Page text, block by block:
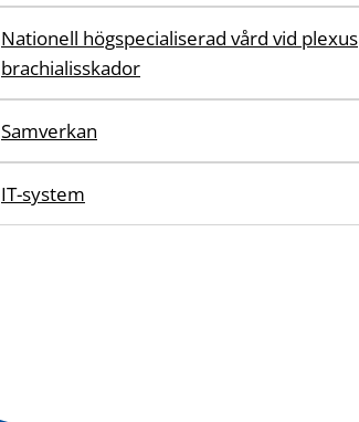
Nationell högspecialiserad vård vid plexus
brachialisskador
Samverkan
IT-system